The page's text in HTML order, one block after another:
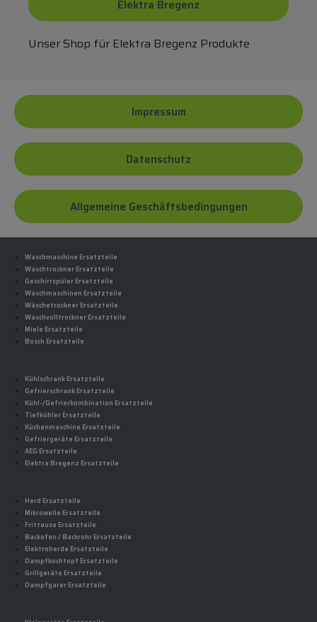
Elektra Bregenz
Unser Shop für Elektra Bregenz Produkte
Impressum
Datenschutz
Allgemeine Geschäftsbedingungen
Waschmaschine Ersatzteile
Waschtrockner Ersatzteile
Geschirrspüler Ersatzteile
Waschmaschinen Ersatzteile
Wäschetrockner Ersatzteile
Waschvolltrockner Ersatzteile
Miele Ersatzteile
Bosch Ersatzteile
Kühlschrank Ersatzteile
Gefrierschrank Ersatzteile
Kühl-/Gefrierkombination Ersatzteile
Tiefkühler Ersatzteile
Küchenmaschine Ersatzteile
Gefriergeräte Ersatzteile
AEG Ersatzteile
Elektra Bregenz Ersatzteile
Herd Ersatzteile
Mikrowelle Ersatzteile
Fritteuse Ersatzteile
Backofen / Backrohr Ersatzteile
Elektroherde Ersatzteile
Dampfkochtopf Ersatzteile
Grillgeräte Ersatzteile
Dampfgarer Ersatzteile